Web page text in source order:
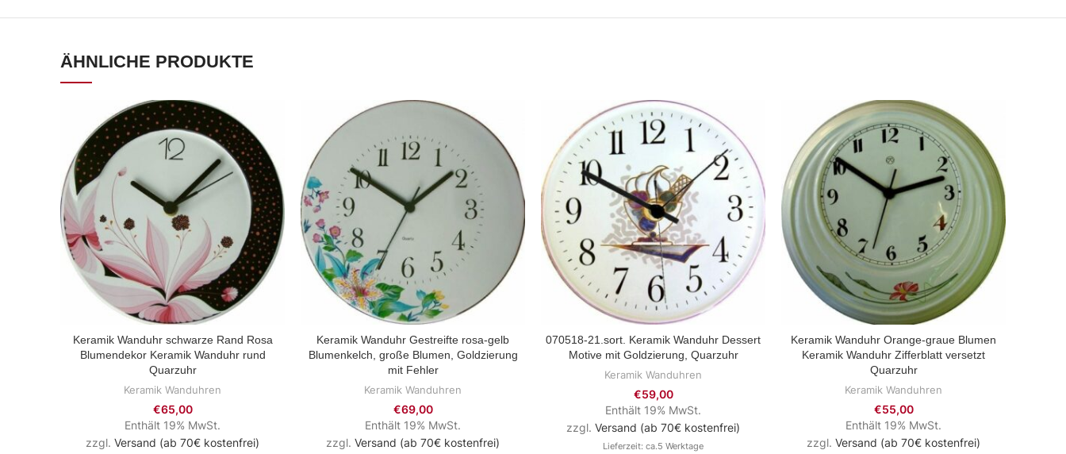
ÄHNLICHE PRODUKTE
ZUM PRODUKT
Keramik Wanduhr schwarze Rand Rosa
Blumendekor Keramik Wanduhr rund
Quarzuhr
Keramik Wanduhren
€65,00
Enthält 19% MwSt.
zzgl. Versand (ab 70€ kostenfrei)
ZUM PRODUKT
Keramik Wanduhr Gestreifte rosa-gelb
Blumenkelch, große Blumen, Goldzierung
mit Fehler
Keramik Wanduhren
€69,00
Enthält 19% MwSt.
zzgl. Versand (ab 70€ kostenfrei)
ZUM PRODUKT
070518-21.sort. Keramik Wanduhr Dessert
Motive mit Goldzierung, Quarzuhr
Keramik Wanduhren
€59,00
Enthält 19% MwSt.
zzgl. Versand (ab 70€ kostenfrei)
Lieferzeit: ca.5 Werktage
ZUM PRODUKT
Keramik Wanduhr Orange-graue Blumen
Keramik Wanduhr Zifferblatt versetzt
Quarzuhr
Keramik Wanduhren
€55,00
Enthält 19% MwSt.
zzgl. Versand (ab 70€ kostenfrei)